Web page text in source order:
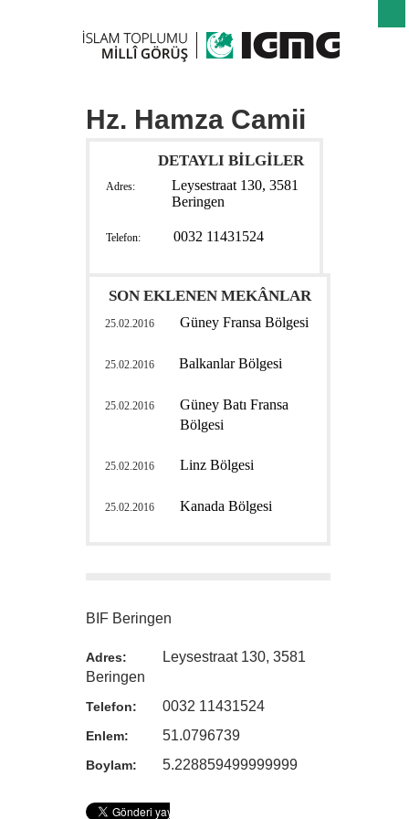
Hz. Hamza Camii
DETAYLI BİLGİLER
Adres:
Leysestraat 130, 3581
Beringen
Telefon: 0032 11431524
SON EKLENEN MEKÂNLAR
25.02.2016 Güney Fransa Bölgesi
25.02.2016 Balkanlar Bölgesi
25.02.2016
Güney Batı Fransa
Bölgesi
25.02.2016 Linz Bölgesi
25.02.2016 Kanada Bölgesi
BIF Beringen
Adres:
Leysestraat 130, 3581
Beringen
Telefon: 0032 11431524
Enlem: 51.0796739
Boylam: 5.228859499999999